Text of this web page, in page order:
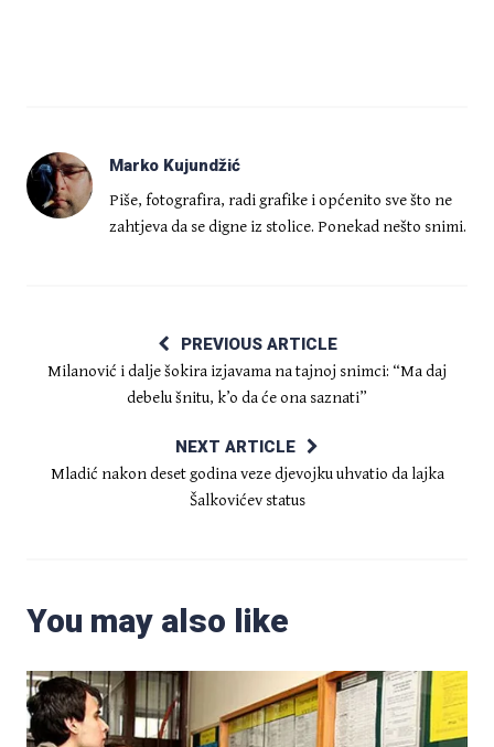
Marko Kujundžić
Piše, fotografira, radi grafike i općenito sve što ne
zahtjeva da se digne iz stolice. Ponekad nešto snimi.
PREVIOUS ARTICLE
Milanović i dalje šokira izjavama na tajnoj snimci: “Ma daj
debelu šnitu, k’o da će ona saznati”
NEXT ARTICLE
Mladić nakon deset godina veze djevojku uhvatio da lajka
Šalkovićev status
You may also like